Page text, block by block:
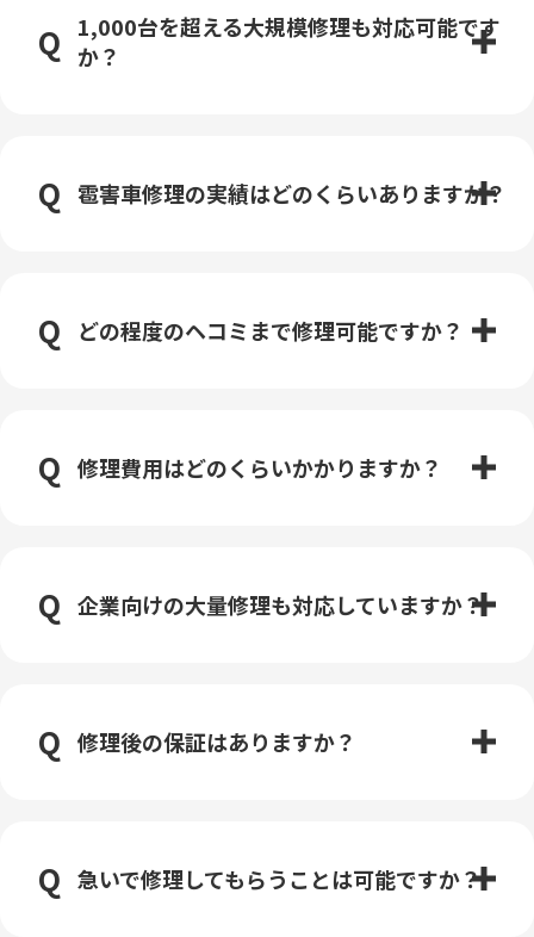
1,000台を超える大規模修理も対応可能です
か？
雹害車修理の実績はどのくらいありますか？
どの程度のヘコミまで修理可能ですか？
修理費用はどのくらいかかりますか？
企業向けの大量修理も対応していますか？
修理後の保証はありますか？
急いで修理してもらうことは可能ですか？